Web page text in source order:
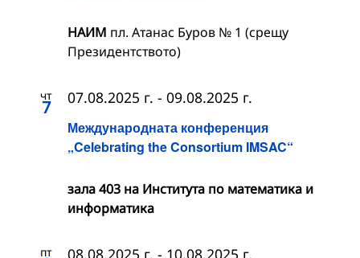
НАИМ пл. Атанас Буров № 1 (срещу
Президентството)
чт
7
Международната конференция
„Celebrating the Consortium IMSAC“
07.08.2025 г. - 09.08.2025 г.
зала 403 на Института по математика и
информатика
пт 08.08.2025 г. - 10.08.2025 г.